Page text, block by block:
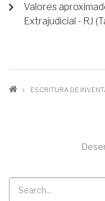
Valores
Extrajudicial - RJ
TRILHA
ESCRITURA DE